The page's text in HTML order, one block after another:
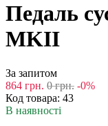
Педаль
MKII
За запитом
864 грн. 0 грн. -0%
Код товара: 43
В наявності